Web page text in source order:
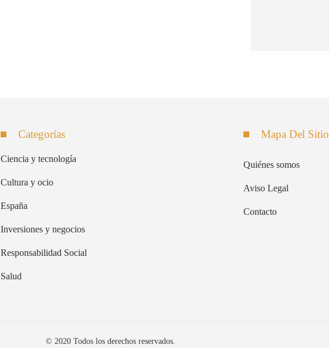
Categorías
Ciencia y tecnología
Cultura y ocio
España
Inversiones y negocios
Responsabilidad Social
Salud
Mapa Del Sitio
Quiénes somos
Aviso Legal
Contacto
© 2020 Todos los derechos reservados.